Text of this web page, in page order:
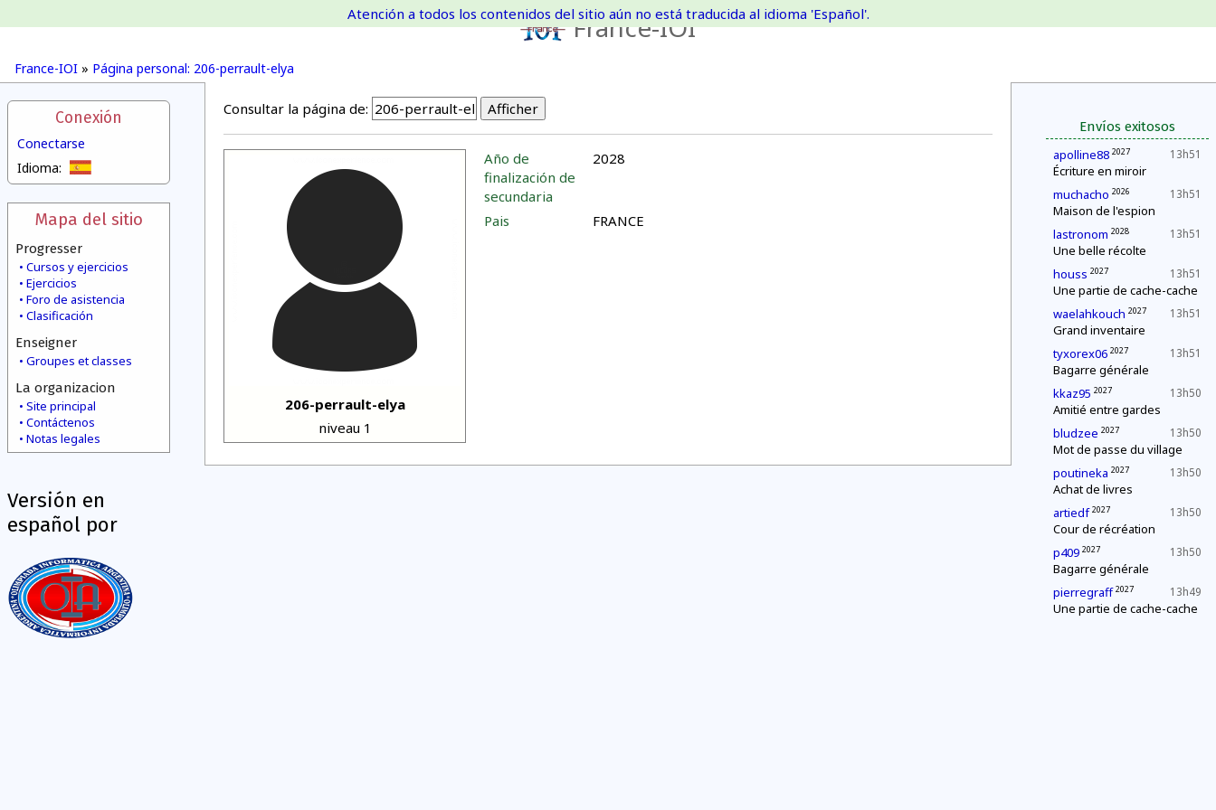
France-IOI
France-IOI » Página personal: 206-perrault-elya
Atención a todos los contenidos del sitio aún no está traducida al idioma 'Español'.
Conexión
Conectarse
Idioma:
Mapa del sitio
Progresser
Cursos y ejercicios
Ejercicios
Foro de asistencia
Clasificación
Enseigner
Groupes et classes
La organizacion
Site principal
Contáctenos
Notas legales
Versión en
español por
Envíos exitosos
13h51
apolline88 2027
Écriture en miroir
13h51
muchacho 2026
Maison de l'espion
13h51
lastronom 2028
Une belle récolte
13h51
houss 2027
Une partie de cache-cache
13h51
waelahkouch 2027
Grand inventaire
13h51
tyxorex06 2027
Bagarre générale
13h50
kkaz95 2027
Amitié entre gardes
13h50
bludzee 2027
Mot de passe du village
13h50
poutineka 2027
Achat de livres
13h50
artiedf 2027
Cour de récréation
13h50
p409 2027
Bagarre générale
13h49
pierregraff 2027
Une partie de cache-cache
Consultar la página de:
206-perrault-elya
niveau 1
Año de
finalización de
secundaria
2028
Pais FRANCE